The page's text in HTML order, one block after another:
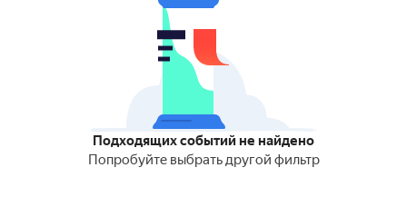
Подходящих событий не найдено
Попробуйте выбрать другой фильтр